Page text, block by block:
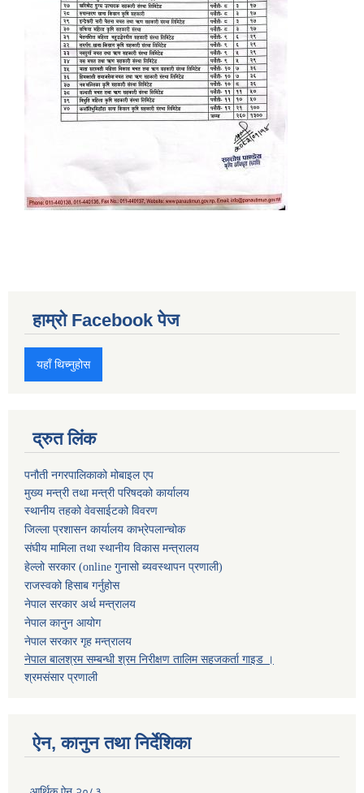
हाम्रो Facebook पेज
यहाँ थिच्नुहोस
द्रुत लिंक
पनौती नगरपालिकाको मोबाइल एप
मुख्य मन्त्री तथा मन्त्री परिषदको कार्यालय
स्थानीय तहको वेवसाईटको विवरण
जिल्ला प्रशासन कार्यालय काभ्रेपलान्चोक
संघीय मामिला तथा स्थानीय विकास मन्त्रालय
हेल्लो सरकार (online गुनासो ब्यवस्थापन प्रणाली)
राजस्वको हिसाब गर्नुहोस
नेपाल सरकार अर्थ मन्त्रालय
नेपाल कानुन आयोग
नेपाल सरकार गृह मन्त्रालय
नेपाल बालश्रम सम्बन्धी श्रम निरीक्षण तालिम सहजकर्ता गाइड ।
श्रमसंसार प्रणाली
ऐन, कानुन तथा निर्देशिका